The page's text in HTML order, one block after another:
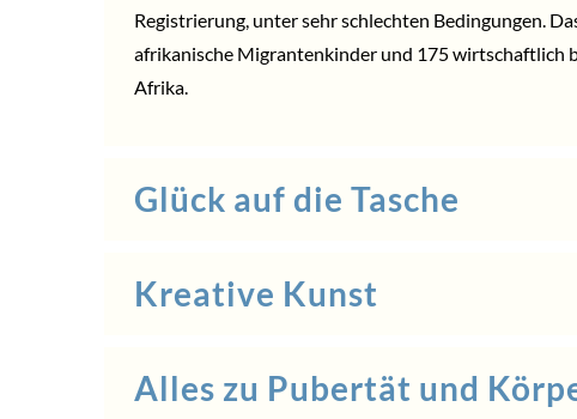
Registrierung, unter sehr schlechten Bedingungen.
afrikanische Migrantenkinder und 175 wirtschaftlich
Afrika.
Glück auf die Tasche
Kreative Kunst
Alles zu Pubertät und